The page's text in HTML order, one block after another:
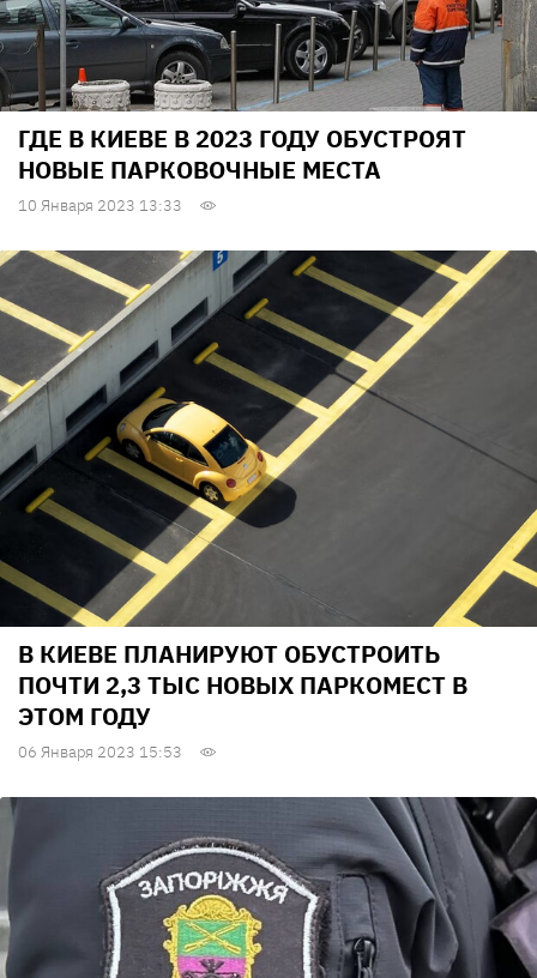
ГДЕ В КИЕВЕ В 2023 ГОДУ ОБУСТРОЯТ
НОВЫЕ ПАРКОВОЧНЫЕ МЕСТА
10 Января 2023 13:33
В КИЕВЕ ПЛАНИРУЮТ ОБУСТРОИТЬ
ПОЧТИ 2,3 ТЫС НОВЫХ ПАРКОМЕСТ В
ЭТОМ ГОДУ
06 Января 2023 15:53